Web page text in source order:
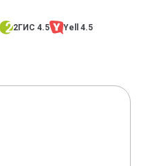
2ГИС 4.5 Yell 4.5